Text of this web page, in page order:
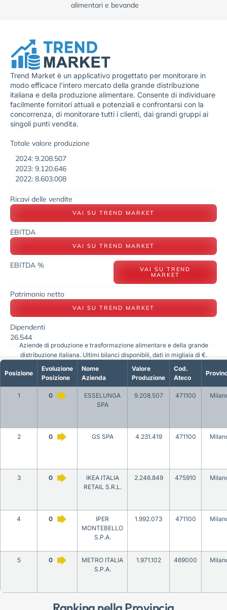
alimentari e bevande
Trend Market è un applicativo progettato per monitorare in
modo efficace l’intero mercato della grande distribuzione
italiana e della produzione alimentare. Consente di individuare
facilmente fornitori attuali e potenziali e confrontarsi con la
concorrenza, di monitorare tutti i clienti, dai grandi gruppi ai
singoli punti vendita.
Totale valore produzione
2024: 9.208.507
2023: 9.120.646
2022: 8.603.008
Ricavi delle vendite
VAI SU TREND MARKET
EBITDA
VAI SU TREND MARKET
EBITDA % VAI SU TREND
MARKET
Patrimonio netto
VAI SU TREND MARKET
Dipendenti
26.544
Posizione
Evoluzione
Posizione
Nome
Azienda
Valore
Produzione
Cod.
Ateco
1 0
ESSELUNGA
SPA
9.208.507 471100
2 0 GS SPA 4.231.419 471100
3 0
IKEA ITALIA
RETAIL S.R.L.
2.246.849 475910
4 0
IPER
MONTEBELLO
S.P.A.
1.992.073 471100
5 0
METRO ITALIA
S.P.A.
1.971.102 469000
Aziende di produzione e trasformazione alimentare e della grande
distribuzione italiana. Ultimi bilanci disponibili, dati in migliaia di €.